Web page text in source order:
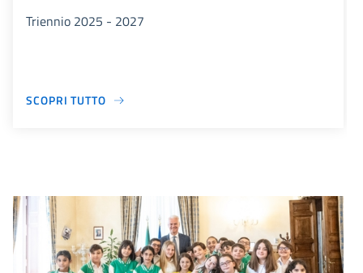
Triennio 2025 - 2027
SCOPRI TUTTO